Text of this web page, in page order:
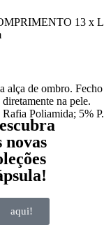
novas
aqui!
13 x
alça de ombro.
na pele.
Poliamida; 5%